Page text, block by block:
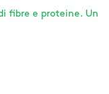
fibre e proteine. Un